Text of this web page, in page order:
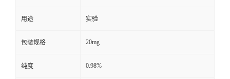
用途 实验
包装规格 20mg
纯度 0.98%